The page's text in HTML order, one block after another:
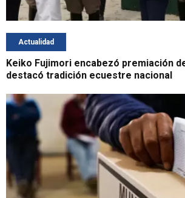
Actualidad
Keiko Fujimori encabezó premiación
destacó tradición ecuestre nacional